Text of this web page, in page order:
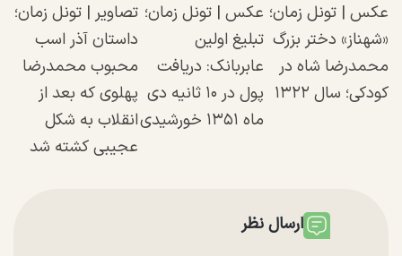
عکس | تونل زمان؛
«شهناز» دختر بزرگ
محمدرضا شاه در
کودکی؛ سال ۱۳۲۲
عکس | تونل زمان؛
تبلیغ اولین
عابربانک: دریافت
پول در ۱۰ ثانیه دی
ماه ۱۳۵۱ خورشیدی
تصاویر | تونل زمان؛
داستان آذر اسب
محبوب محمدرضا
پهلوی که بعد از
انقلاب به شکل
عجیبی کشته شد
ارسال نظر